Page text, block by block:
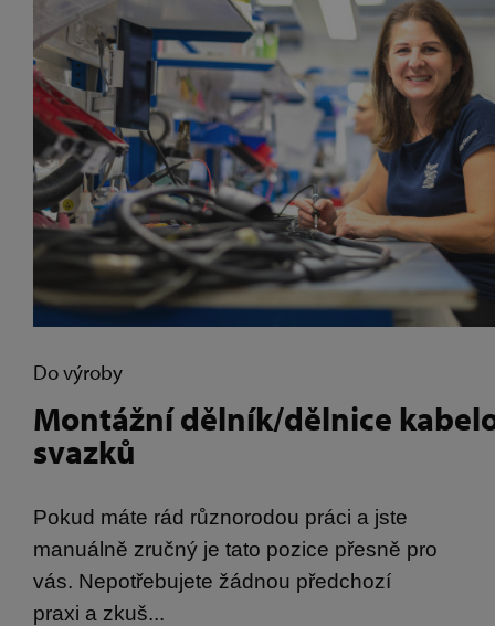
Do výroby
Montážní dělník/dělnice
svazků
Pokud máte rád různorodou práci a jste
manuálně zručný je tato pozice přesně pro
vás. Nepotřebujete žádnou předchozí
praxi a zkuš...